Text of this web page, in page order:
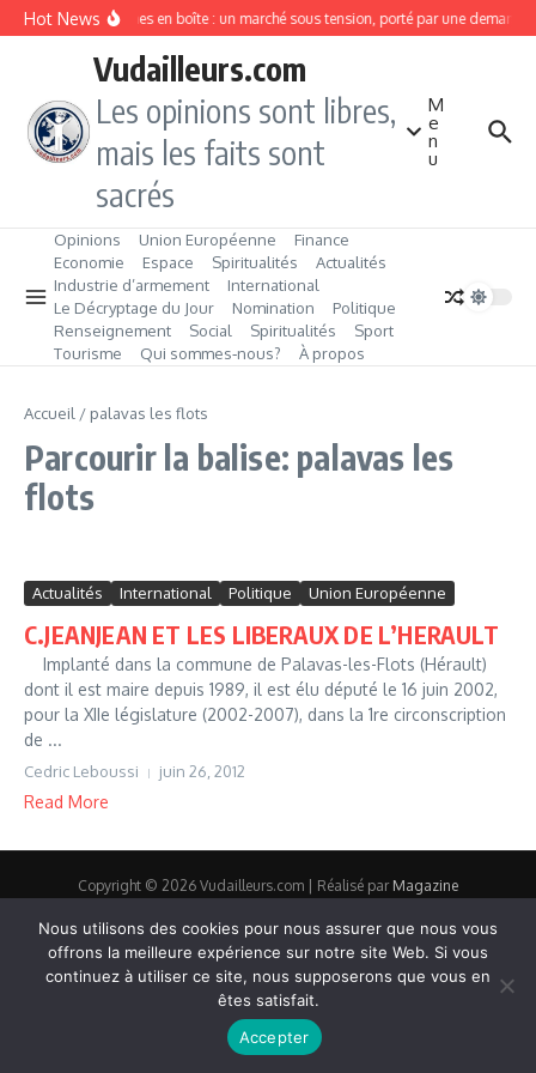
Aller au contenu
Hot NewsSardines en boîte : un marché sous tension, porté par une demande
Vudailleurs.com
Les opinions sont libres,
mais les faits sont
sacrés
M
e
n
u
Opinions Union Européenne
Finance
Economie
Espace Spiritualités
Actualités
Industrie d’armement
International
Le Décryptage du Jour
Nomination
Politique
Renseignement
Social Spiritualités
Sport
Tourisme
Qui sommes‑nous? À propos
Accueil / palavas les flots
Parcourir la balise: palavas les
flots
Actualités International Politique Union Européenne
C.JEANJEAN ET LES LIBERAUX DE L’HERAULT
Implanté dans la commune de Palavas-les-Flots (Hérault)
dont il est maire depuis 1989, il est élu député le 16 juin 2002,
pour la XIIe législature (2002-2007), dans la 1re circonscription
de ...
Cedric Leboussi juin 26, 2012
Read More
Copyright © 2026 Vudailleurs.com | Réalisé par Magazine
Nous utilisons des cookies pour nous assurer que nous vous
offrons la meilleure expérience sur notre site Web. Si vous
continuez à utiliser ce site, nous supposerons que vous en
êtes satisfait.
Accepter